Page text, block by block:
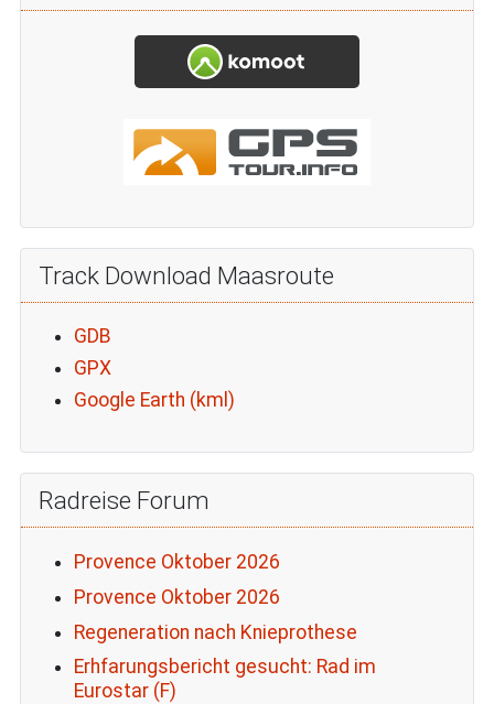
Track Download Maasroute
GDB
GPX
Google Earth (kml)
Radreise Forum
Provence Oktober 2026
Provence Oktober 2026
Regeneration nach Knieprothese
Erhfarungsbericht gesucht: Rad im
Eurostar (F)